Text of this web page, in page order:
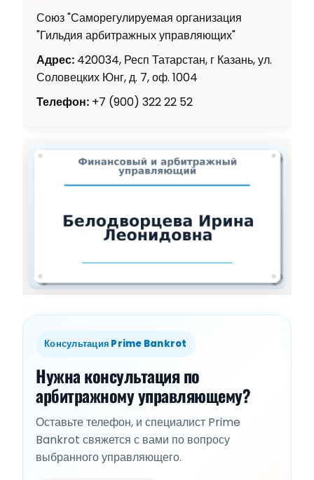
Союз "Саморегулируемая организация
"Гильдия арбитражных управляющих"
Адрес: 420034, Респ Татарстан, г Казань, ул.
Соловецких Юнг, д. 7, оф. 1004
Телефон: +7 (900) 322 22 52
Консультация Prime Bankrot
Нужна консультация по
арбитражному управляющему?
Оставьте телефон, и специалист Prime
Bankrot свяжется с вами по вопросу
выбранного управляющего.